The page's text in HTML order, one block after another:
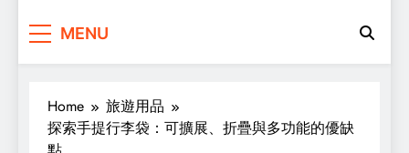
MENU
Home
旅遊用品
探索手提行李袋：可擴展、折疊與多功能的優缺